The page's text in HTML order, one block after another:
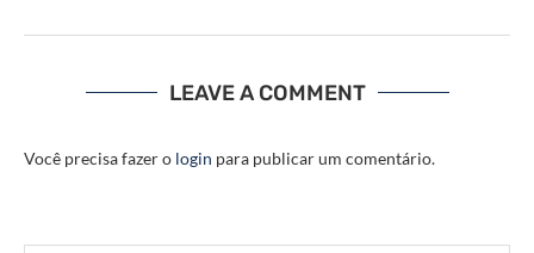
LEAVE A COMMENT
Você precisa fazer o login para publicar um comentário.